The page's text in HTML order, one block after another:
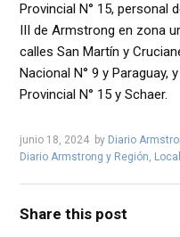
Provincial N° 15, personal
III de Armstrong en zona
calles San Martín y
Nacional N° 9 y Paraguay,
Provincial N° 15 y Schaer.
junio 18, 2024 by Diario
Diario Armstrong y Región,
Share this post